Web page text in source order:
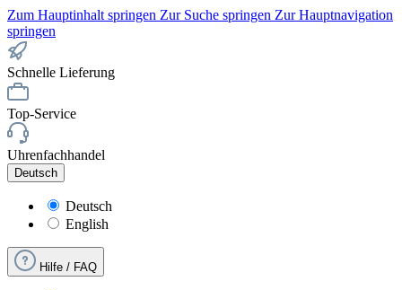
Zum Hauptinhalt springen Zur Suche springen Zur Hauptnavigation
springen
Schnelle Lieferung
Top-Service
Uhrenfachhandel
Deutsch
Deutsch
English
Hilfe / FAQ